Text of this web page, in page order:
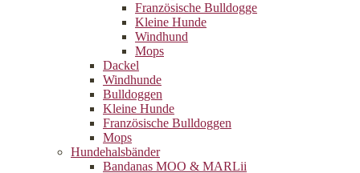
Französische Bulldogge
Kleine Hunde
Windhund
Mops
Dackel
Windhunde
Bulldoggen
Kleine Hunde
Französische Bulldoggen
Mops
Hundehalsbänder
Bandanas MOO & MARLii